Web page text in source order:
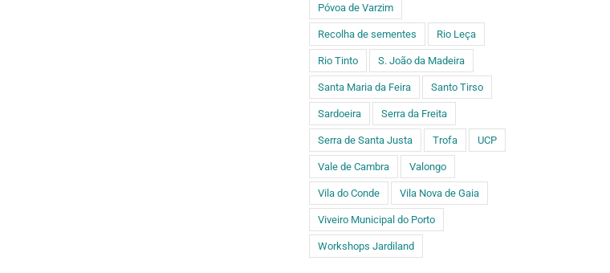
Póvoa de Varzim
Recolha de sementes Rio Leça
Rio Tinto S. João da Madeira
Santa Maria da Feira Santo Tirso
Sardoeira Serra da Freita
Serra de Santa Justa Trofa UCP
Vale de Cambra Valongo
Vila do Conde Vila Nova de Gaia
Viveiro Municipal do Porto
Workshops Jardiland